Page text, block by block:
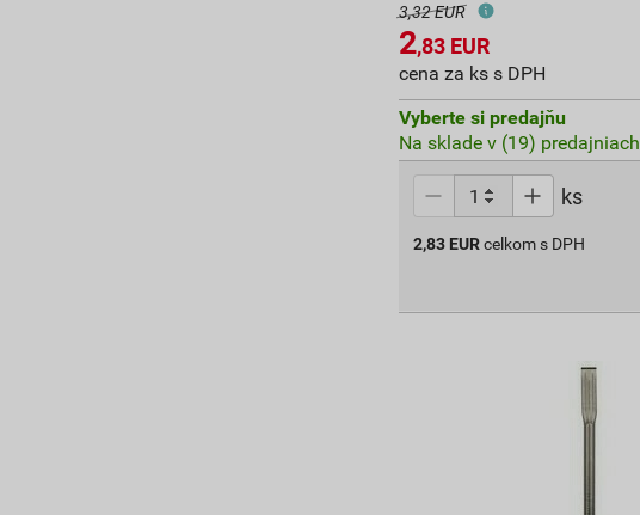
3,32 EUR
2,83 EUR
cena za ks s DPH
Vyberte si predajňu
Na sklade v (19) predajniach
ks
2,83 EUR celkom s DPH